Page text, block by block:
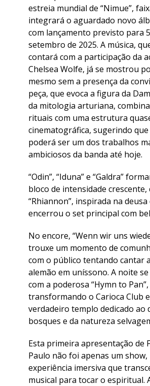
estreia mundial de “Nimue”,
integrará o aguardado novo
com lançamento previsto para
setembro de 2025. A música,
contará com a participação da
Chelsea Wolfe, já se mostrou
mesmo sem a presença da
peça, que evoca a figura da
da mitologia arturiana,
rituais com uma estrutura
cinematográfica, sugerindo que
poderá ser um dos trabalhos
ambiciosos da banda até hoje.
“Odin”, “Iduna” e “Galdra”
bloco de intensidade
“Rhiannon”, inspirada na deusa
encerrou o set principal com
No encore, “Wenn wir uns
trouxe um momento de
com o público tentando cantar
alemão em uníssono. A noite
com a poderosa “Hymn to Pan”,
transformando o Carioca Club
verdadeiro templo dedicado ao
bosques e da natureza
Esta primeira apresentação de
Paulo não foi apenas um show,
experiência imersiva que
musical para tocar o espiritual.